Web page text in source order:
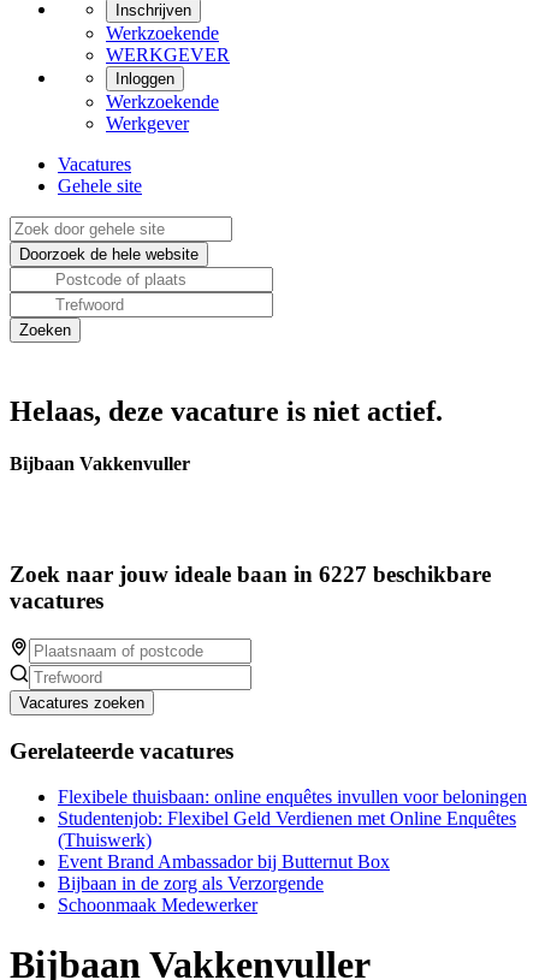
Inschrijven
Werkzoekende
WERKGEVER
Inloggen
Werkzoekende
Werkgever
Vacatures
Gehele site
Helaas, deze vacature is niet actief.
Bijbaan Vakkenvuller
Zoek naar jouw ideale baan in 6227 beschikbare
vacatures
Vacatures zoeken
Gerelateerde vacatures
Flexibele thuisbaan: online enquêtes invullen voor beloningen
Studentenjob: Flexibel Geld Verdienen met Online Enquêtes
(Thuiswerk)
Event Brand Ambassador bij Butternut Box
Bijbaan in de zorg als Verzorgende
Schoonmaak Medewerker
Bijbaan Vakkenvuller